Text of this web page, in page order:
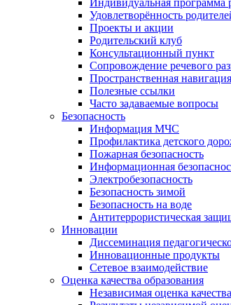
Индивидуальная программа
Удовлетворённость
Проекты и акции
Родительский клуб
Консультационный пункт
Сопровождение речевого
Пространственная
Полезные ссылки
Часто задаваемые вопросы
Безопасность
Информация МЧС
Профилактика детского
Пожарная безопасность
Информационная
Электробезопасность
Безопасность зимой
Безопасность на воде
Антитеррористическая
Инновации
Диссеминация
Инновационные продукты
Сетевое взаимодействие
Оценка качества образования
Независимая оценка